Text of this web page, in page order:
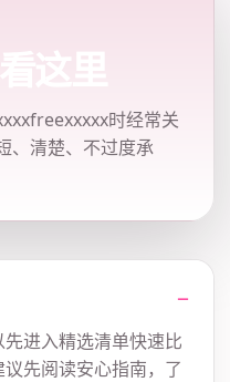
这里
时经常关
、清楚、不过度承
进入精选清单快速比
先阅读安心指南，了